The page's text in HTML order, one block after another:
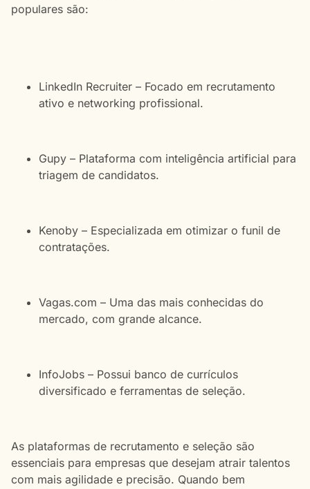
populares são:
LinkedIn Recruiter – Focado em recrutamento
ativo e networking profissional.
Gupy – Plataforma com inteligência artificial para
triagem de candidatos.
Kenoby – Especializada em otimizar o funil de
contratações.
Vagas.com – Uma das mais conhecidas do
mercado, com grande alcance.
InfoJobs – Possui banco de currículos
diversificado e ferramentas de seleção.
As plataformas de recrutamento e seleção são
essenciais para empresas que desejam atrair talentos
com mais agilidade e precisão. Quando bem